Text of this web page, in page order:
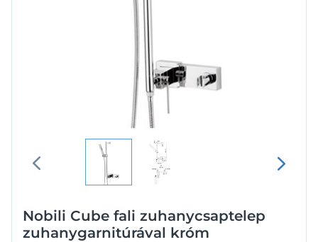
Nobili Cube fali zuhanycsaptelep
zuhanygarnitúrával króm